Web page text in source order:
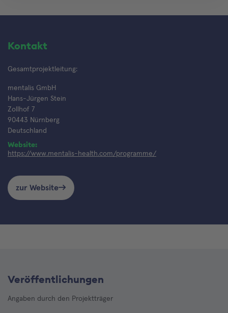
Kontakt
Gesamtprojektleitung:
mentalis GmbH
Hans-Jürgen Stein
Zollhof 7
90443 Nürnberg
Deutschland
Website:
https://www.mentalis-health.com/programme/
zur Website
Veröffentlichungen
Angaben durch den Projektträger